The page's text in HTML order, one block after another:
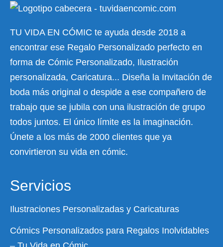
TU VIDA EN CÓMIC te ayuda desde 2018 a
encontrar ese Regalo Personalizado perfecto en
forma de Cómic Personalizado, Ilustración
personalizada, Caricatura... Diseña la Invitación de
boda más original o despide a ese compañero de
trabajo que se jubila con una ilustración de grupo
todos juntos. El único límite es la imaginación.
Únete a los más de 2000 clientes que ya
convirtieron su vida en cómic.
Servicios
Ilustraciones Personalizadas y Caricaturas
Cómics Personalizados para Regalos Inolvidables